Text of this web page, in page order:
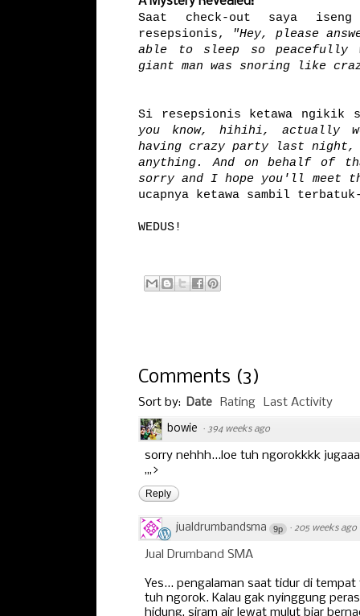
Saat check-out saya iseng
resepsionis,
"Hey, please
able to sleep so peacefully
giant man was snoring like
Si resepsionis ketawa ngikik
you know, hihihi, actually
having crazy party last night,
anything. And on behalf of
sorry and I hope you'll meet
ucapnya ketawa sambil
WEDUS!
Comments (3)
Sort by: Date Rating Last Activity
bowie · 394 weeks ago
sorry nehhh...loe tuh ngorokkkk
,,,>
Reply
jualdrumbandsma 9p · 205 weeks ago
Jual Drumband SMA
Yes... pengalaman saat tidur di
tuh ngorok. Kalau gak nyinggung
hidung, siram air lewat mulut biar